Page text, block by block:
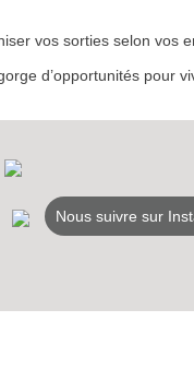
vos sorties selon vos
d’opportunités pour
Nous suivre sur